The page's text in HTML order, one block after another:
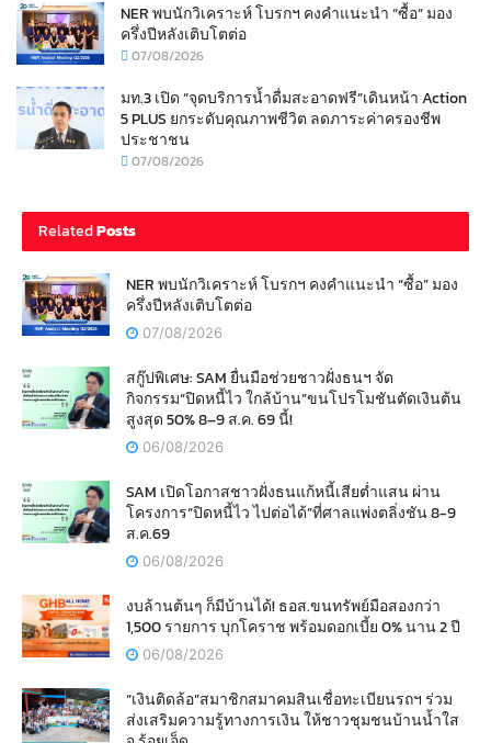
NER พบนักวิเคราะห์ โบรกฯ คงคำแนะนำ “ซื้อ” มอง
ครึ่งปีหลังเติบโตต่อ
07/08/2026
มท.3 เปิด “จุดบริการน้ำดื่มสะอาดฟรี”เดินหน้า Action
5 PLUS ยกระดับคุณภาพชีวิต ลดภาระค่าครองชีพ
ประชาชน
07/08/2026
RelatedPosts
NER พบนักวิเคราะห์ โบรกฯ คงคำแนะนำ “ซื้อ” มอง
ครึ่งปีหลังเติบโตต่อ
07/08/2026
สกู๊ปพิเศษ: SAM ยื่นมือช่วยชาวฝั่งธนฯ จัด
กิจกรรม“ปิดหนี้ไว ใกล้บ้าน”ขนโปรโมชันตัดเงินต้น
สูงสุด 50% 8–9 ส.ค. 69 นี้!
06/08/2026
SAM เปิดโอกาสชาวฝั่งธนแก้หนี้เสียต่ำแสน ผ่าน
โครงการ“ปิดหนี้ไว ไปต่อได้”ที่ศาลแพ่งตลิ่งชัน 8-9
ส.ค.69
06/08/2026
งบล้านต้นๆ ก็มีบ้านได้! ธอส.ขนทรัพย์มือสองกว่า
1,500 รายการ บุกโคราช พร้อมดอกเบี้ย 0% นาน 2 ปี
06/08/2026
“เงินติดล้อ”สมาชิกสมาคมสินเชื่อทะเบียนรถฯ ร่วม
ส่งเสริมความรู้ทางการเงิน ให้ชาวชุมชนบ้านน้ำใส